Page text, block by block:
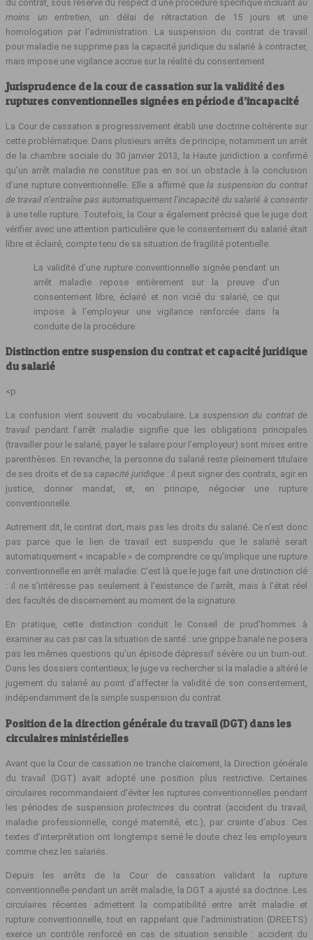
du contrat, sous réserve du respect d’une procédure spécifique incluant au
moins un entretien , un délai de rétractation de 15 jours et une
homologation par l’administration. La suspension du contrat de travail
pour maladie ne supprime pas la capacité juridique du salarié à contracter,
mais impose une vigilance accrue sur la réalité du consentement.
Jurisprudence de la cour de cassation sur la validité des
ruptures conventionnelles signées en période d’incapacité
La Cour de cassation a progressivement établi une doctrine cohérente sur
cette problématique. Dans plusieurs arrêts de principe, notamment un arrêt
de la chambre sociale du 30 janvier 2013, la Haute juridiction a confirmé
qu’un arrêt maladie ne constitue pas en soi un obstacle à la conclusion
d’une rupture conventionnelle. Elle a affirmé quela suspension du contrat
de travail n’entraîne pas automatiquement l’incapacité du salarié à consentir
à une telle rupture. Toutefois, la Cour a également précisé que le juge doit
vérifier avec une attention particulière que le consentement du salarié était
libre et éclairé, compte tenu de sa situation de fragilité potentielle.
La validité d’une rupture conventionnelle signée pendant un
arrêt maladie repose entièrement sur la preuve d’un
consentement libre, éclairé et non vicié du salarié, ce qui
impose à l’employeur une vigilance renforcée dans la
conduite de la procédure.
Distinction entre suspension du contrat et capacité juridique
du salarié
<p
La confusion vient souvent du vocabulaire. Lasuspension du contrat de
travail pendant l’arrêt maladie signifie que les obligations principales
(travailler pour le salarié, payer le salaire pour l’employeur) sont mises entre
parenthèses. En revanche, la personne du salarié reste pleinement titulaire
de ses droits et de sa capacité juridique : il peut signer des contrats, agir en
justice, donner mandat, et, en principe, négocier une rupture
conventionnelle.
Autrement dit, le contrat dort, mais pas les droits du salarié. Ce n’est donc
pas parce que le lien de travail est suspendu que le salarié serait
automatiquement « incapable » de comprendre ce qu’implique une rupture
conventionnelle en arrêt maladie. C’est là que le juge fait une distinction clé
: il ne s’intéresse pas seulement à l’existence de l’arrêt, mais à l’état réel
des facultés de discernement au moment de la signature.
En pratique, cette distinction conduit le Conseil de prud’hommes à
examiner au cas par cas la situation de santé : une grippe banale ne posera
pas les mêmes questions qu’un épisode dépressif sévère ou un burn-out.
Dans les dossiers contentieux, le juge va rechercher si la maladie a altéré le
jugement du salarié au point d’affecter la validité de son consentement,
indépendamment de la simple suspension du contrat.
Position de la direction générale du travail (DGT) dans les
circulaires ministérielles
Avant que la Cour de cassation ne tranche clairement, la Direction générale
du travail (DGT) avait adopté une position plus restrictive. Certaines
circulaires recommandaient d’éviter les ruptures conventionnelles pendant
les périodes de suspensionprotectrices du contrat (accident du travail,
maladie professionnelle, congé maternité, etc.), par crainte d’abus. Ces
textes d’interprétation ont longtemps semé le doute chez les employeurs
comme chez les salariés.
Depuis les arrêts de la Cour de cassation validant la rupture
conventionnelle pendant un arrêt maladie, la DGT a ajusté sa doctrine. Les
circulaires récentes admettent la compatibilité entre arrêt maladie et
rupture conventionnelle, tout en rappelant que l’administration (DREETS)
exerce un contrôle renforcé en cas de situation sensible : accident du